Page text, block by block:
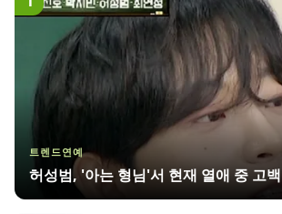
트렌드연예
허성범, '아는 형님'서 현재 열애 중 고백